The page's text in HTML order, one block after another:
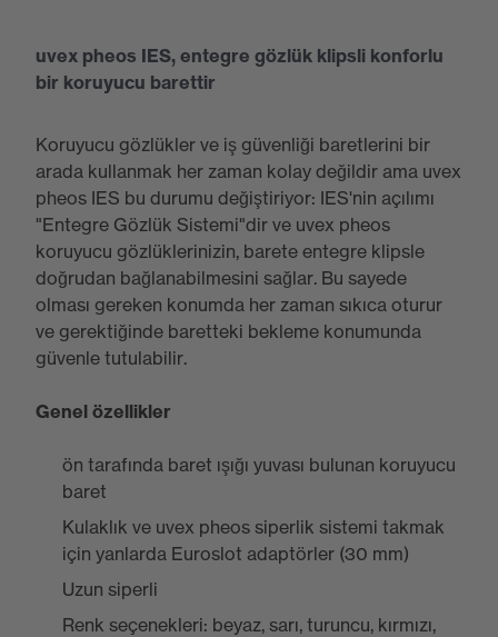
uvex pheos IES, entegre gözlük klipsli konforlu
bir koruyucu barettir
Koruyucu gözlükler ve iş güvenliği baretlerini bir
arada kullanmak her zaman kolay değildir ama uvex
pheos IES bu durumu değiştiriyor: IES'nin açılımı
"Entegre Gözlük Sistemi"dir ve uvex pheos
koruyucu gözlüklerinizin, barete entegre klipsle
doğrudan bağlanabilmesini sağlar. Bu sayede
olması gereken konumda her zaman sıkıca oturur
ve gerektiğinde baretteki bekleme konumunda
güvenle tutulabilir.
Genel özellikler
ön tarafında baret ışığı yuvası bulunan koruyucu
baret
Kulaklık ve uvex pheos siperlik sistemi takmak
için yanlarda Euroslot adaptörler (30 mm)
Uzun siperli
Renk seçenekleri: beyaz, sarı, turuncu, kırmızı,